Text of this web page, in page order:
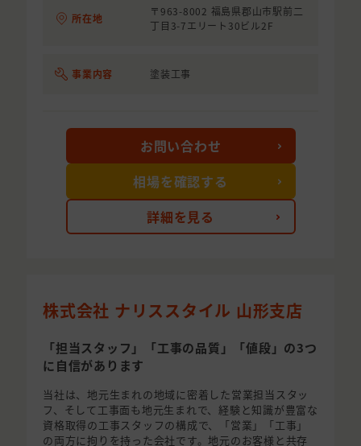
所在地
〒963-8002 福島県郡山市駅前二
丁目3-7エリート30ビル2F
事業内容 塗装工事
詳細を見る
お問い合わせ
相場を確認する
株式会社 ナリススタイル 山形支店
「担当スタッフ」「工事の品質」「値段」の3つ
に自信があります
当社は、地元生まれの地域に密着した営業担当スタッ
フ、そして工事面も地元生まれで、経験と知識が豊富な
資格取得の工事スタッフの構成で、「営業」「工事」
の両方に拘りを持った会社です。地元のお客様と共存